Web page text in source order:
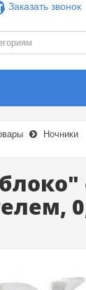
Заказать звонок
Ночники